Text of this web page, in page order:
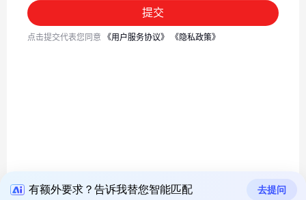
有额外要求？告诉我替您智能匹配 去提问